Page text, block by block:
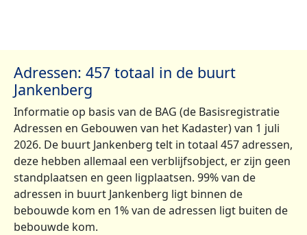
Adressen: 457 totaal in de buurt
Jankenberg
Informatie op basis van de BAG (de Basisregistratie
Adressen en Gebouwen van het Kadaster) van 1 juli
2026. De buurt Jankenberg telt in totaal 457 adressen,
deze hebben allemaal een verblijfsobject, er zijn geen
standplaatsen en geen ligplaatsen. 99% van de
adressen in buurt Jankenberg ligt binnen de
bebouwde kom en 1% van de adressen ligt buiten de
bebouwde kom.